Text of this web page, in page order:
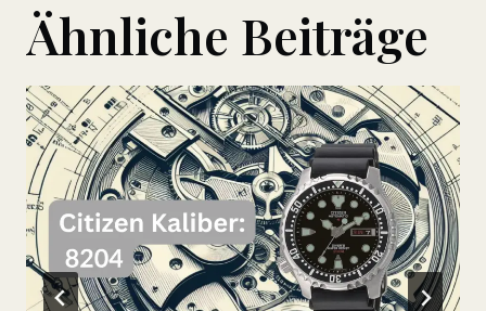
Ähnliche Beiträge